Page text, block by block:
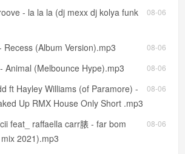
08-06
- la la la (dj mexx dj kolya funk
08-06
Recess (Album Version).mp3
08-06
Animal (Melbounce Hype).mp3
08-06
ft Hayley Williams (of Paramore) -
Up RMX House Only Short .mp3
08-06
feat_ raffaella carr脿 - far bom
2021).mp3